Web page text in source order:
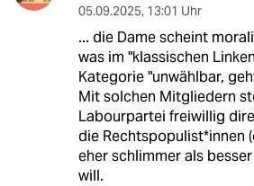
05.09.2025, 13:01 Uhr
... die Dame scheint
was im "klassischen
Kategorie "unwählbar,
Mit solchen Mitgliedern
Labourpartei freiwillig
die Rechtspopulist*innen
eher schlimmer als
will.